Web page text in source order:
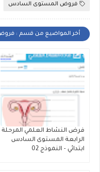
فروض المستوى السادس
أخر المواضيع من قسم :
فرض النشاط العلمي المرحلة
الرابعة المستوى السادس
ابتدائي - النموذج 02